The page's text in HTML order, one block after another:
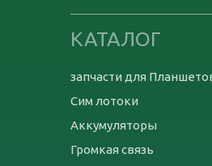
КАТАЛОГ
запчасти для
Сим лотоки
Аккумуляторы
Громкая связь